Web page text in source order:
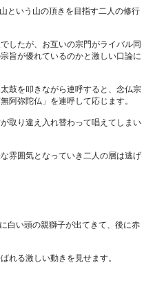
という山の頂きを目指す二人の修行
したが、お互いの宗門がライバル同
旨が優れているのかと激しい口論に
鼓を叩きながら連呼すると、念仏宗
阿弥陀仏」を連呼して応じます。
取り違え入れ替わって唱えてしまい
雰囲気となっていき二人の層は逃げ
白い頭の親獅子が出てきて、後に赤
れる激しい動きを見せます。